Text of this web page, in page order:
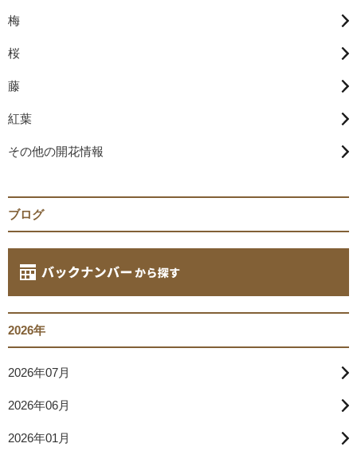
梅
桜
藤
紅葉
その他の開花情報
ブログ
2026年
2026年07月
2026年06月
2026年01月